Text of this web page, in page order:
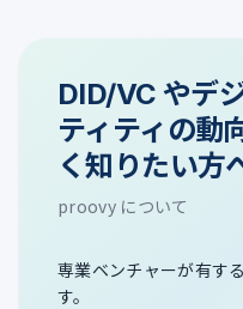
DID/VC やデ
ティティの動
く知りたい方
proovy について
専業ベンチャーが有す
す。